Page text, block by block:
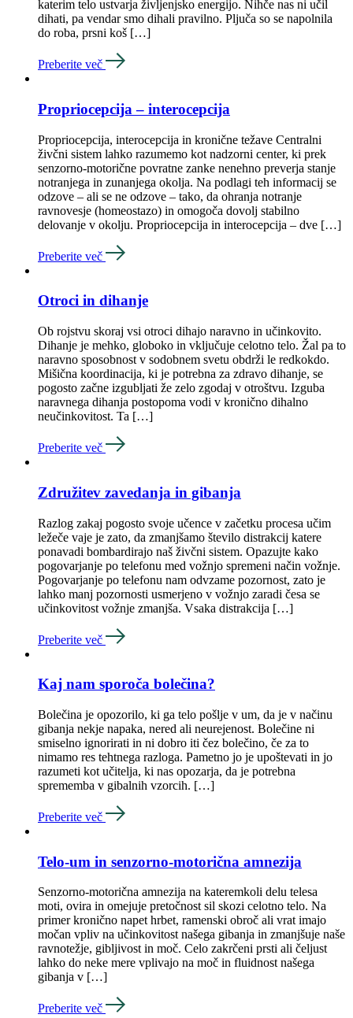
katerim telo ustvarja življenjsko energijo. Nihče nas ni učil
dihati, pa vendar smo dihali pravilno. Pljuča so se napolnila
do roba, prsni koš […]
Preberite več
Propriocepcija – interocepcija
Propriocepcija, interocepcija in kronične težave Centralni
živčni sistem lahko razumemo kot nadzorni center, ki prek
senzorno-motorične povratne zanke nenehno preverja stanje
notranjega in zunanjega okolja. Na podlagi teh informacij se
odzove – ali se ne odzove – tako, da ohranja notranje
ravnovesje (homeostazo) in omogoča dovolj stabilno
delovanje v okolju. Propriocepcija in interocepcija – dve […]
Preberite več
Otroci in dihanje
Ob rojstvu skoraj vsi otroci dihajo naravno in učinkovito.
Dihanje je mehko, globoko in vključuje celotno telo. Žal pa to
naravno sposobnost v sodobnem svetu obdrži le redkokdo.
Mišična koordinacija, ki je potrebna za zdravo dihanje, se
pogosto začne izgubljati že zelo zgodaj v otroštvu. Izguba
naravnega dihanja postopoma vodi v kronično dihalno
neučinkovitost. Ta […]
Preberite več
Združitev zavedanja in gibanja
Razlog zakaj pogosto svoje učence v začetku procesa učim
ležeče vaje je zato, da zmanjšamo število distrakcij katere
ponavadi bombardirajo naš živčni sistem. Opazujte kako
pogovarjanje po telefonu med vožnjo spremeni način vožnje.
Pogovarjanje po telefonu nam odvzame pozornost, zato je
lahko manj pozornosti usmerjeno v vožnjo zaradi česa se
učinkovitost vožnje zmanjša. Vsaka distrakcija […]
Preberite več
Kaj nam sporoča bolečina?
Bolečina je opozorilo, ki ga telo pošlje v um, da je v načinu
gibanja nekje napaka, nered ali neurejenost. Bolečine ni
smiselno ignorirati in ni dobro iti čez bolečino, če za to
nimamo res tehtnega razloga. Pametno jo je upoštevati in jo
razumeti kot učitelja, ki nas opozarja, da je potrebna
sprememba v gibalnih vzorcih. […]
Preberite več
Telo-um in senzorno-motorična amnezija
Senzorno-motorična amnezija na kateremkoli delu telesa
moti, ovira in omejuje pretočnost sil skozi celotno telo. Na
primer kronično napet hrbet, ramenski obroč ali vrat imajo
močan vpliv na učinkovitost našega gibanja in zmanjšuje naše
ravnotežje, gibljivost in moč. Celo zakrčeni prsti ali čeljust
lahko do neke mere vplivajo na moč in fluidnost našega
gibanja v […]
Preberite več